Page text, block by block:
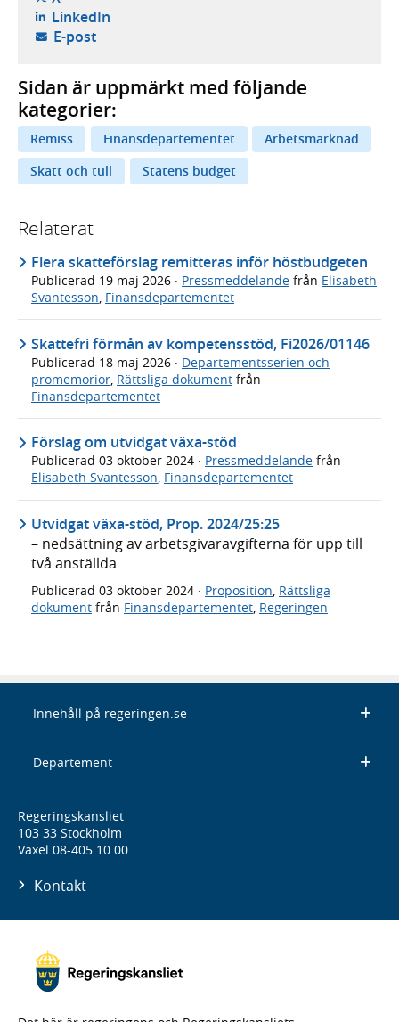
LinkedIn- öppnas i ny flik, extern webbplats,
E-post- öppnar din e-postklient,
Sidan är uppmärkt med följande
kategorier:
Remiss Finansdepartementet
Arbetsmarknad
Skatt och tull
Statens budget
Relaterat
Flera skatteförslag remitteras inför höstbudgeten
Publicerad 19 maj 2026 · Pressmeddelande från Elisabeth
Svantesson, Finansdepartementet
Skattefri förmån av kompetensstöd, Fi2026/01146
Publicerad 18 maj 2026 · Departementsserien och
promemorior Rättsliga dokument från
Finansdepartementet
Förslag om utvidgat växa-stöd
Publicerad 03 oktober 2024 · Pressmeddelande från
Elisabeth Svantesson, Finansdepartementet
Utvidgat växa-stöd, Prop. 2024/25:25
– nedsättning av arbetsgivaravgifterna för upp till
två anställda
Publicerad 03 oktober 2024 · Proposition, Rättsliga
dokument från Finansdepartementet, Regeringen
Innehåll på regeringen.se
Departement
Regeringskansliet
103 33 Stockholm
Växel 08-405 10 00
Kontakt